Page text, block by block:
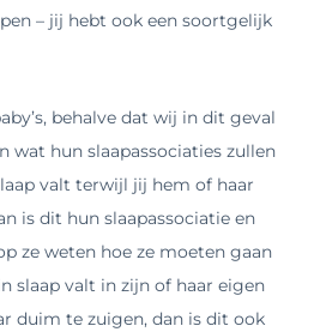
– jij hebt ook een soortgelijk
behalve dat wij in dit geval
wat hun slaapassociaties zullen
valt terwijl jij hem of haar
is dit hun slaapassociatie en
ze weten hoe ze moeten gaan
slaap valt in zijn of haar eigen
duim te zuigen, dan is dit ook